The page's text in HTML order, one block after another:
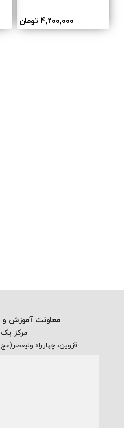
4,200,000 تومان
معاونت آموزش و
مرکز یک
قزوین، چهارراه